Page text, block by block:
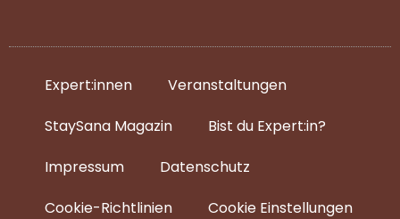
Expert:innen
Veranstaltungen
StaySana Magazin​
Bist du Expert:in?
Impressum
Datenschutz
Cookie-Richtlinien
Cookie Einstellungen